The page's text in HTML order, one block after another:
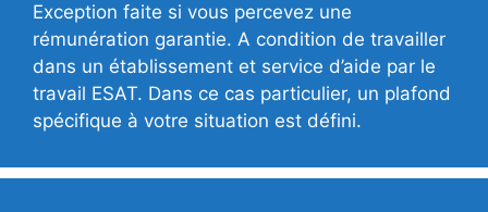
Exception faite si vous percevez une
rémunération garantie. A condition de travailler
dans un établissement et service d’aide par le
travail ESAT. Dans ce cas particulier, un plafond
spécifique à votre situation est défini.